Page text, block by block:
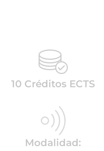
10 Créditos ECTS
Modalidad: